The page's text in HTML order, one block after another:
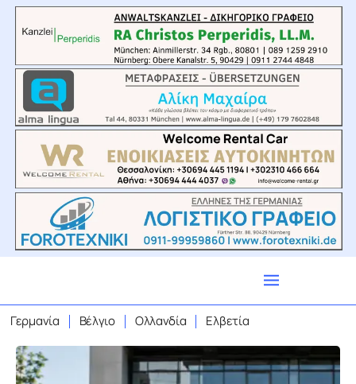
Γερμανία Βέλγιο Ολλανδία Ελβετία